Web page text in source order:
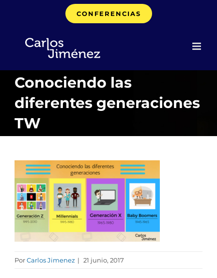
CONFERENCIAS
Conociendo las
diferentes generaciones
TW
PorCarlos Jimenez | 21 junio, 2017